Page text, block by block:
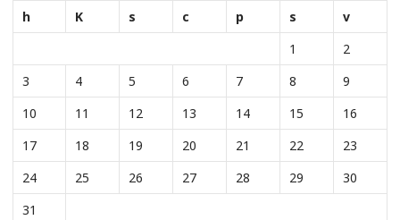
h
K s c p s
v
1
2
3
4 5 6 7 8
9
10
11 12 13 14 15
16
17
18 19 20 21 22
23
24
25 26 27 28 29
30
31